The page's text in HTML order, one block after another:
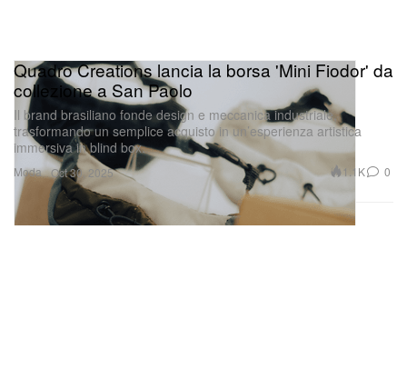
Moda
Quadro Creations lancia la borsa 'Mini Fiodor' da
collezione a San Paolo
Il brand brasiliano fonde design e meccanica industriale,
trasformando un semplice acquisto in un’esperienza artistica
immersiva in blind box.
Oct 30, 2025 1.1K 0